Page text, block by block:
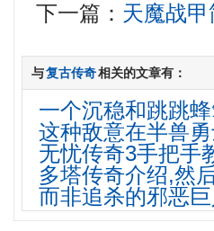
下一篇： 天魔战
与复古传奇相关的文章有：
一个沉稳和跳跳
这种敌意在半兽
无忧传奇3手把手
多塔传奇介绍,然
而非追杀的邪恶